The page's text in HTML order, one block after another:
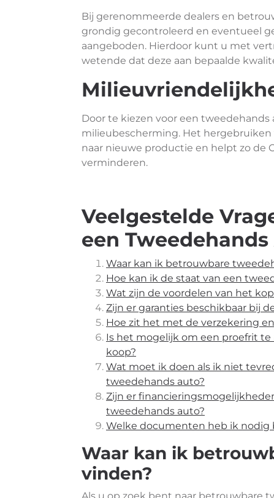
Bij gerenommeerde dealers en
grondig gecontroleerd en eventueel
aangeboden. Hierdoor kunt u met
wetende dat deze aan bepaalde
Door te kiezen voor een
milieubescherming. Het
naar nieuwe productie en helpt zo de
verminderen.
Veelgestelde
een
Waar kan ik betrouwbare
Hoe kan ik de staat van een
Wat zijn de voordelen van het
Zijn er garanties beschikbaar bij
Hoe zit het met de verzekering
Is het mogelijk om een proefrit
koop?
Wat moet ik doen als ik niet
tweedehands auto?
Zijn er
tweedehands auto?
Welke documenten heb ik nodig
Waar kan ik
vinden?